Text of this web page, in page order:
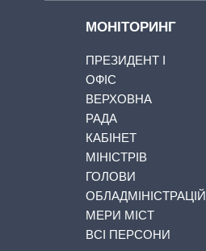
МОНІТОРИНГ
ПРЕЗИДЕНТ І
ОФІС
ВЕРХОВНА
РАДА
КАБІНЕТ
МІНІСТРІВ
ГОЛОВИ
ОБЛАДМІНІСТРАЦІЙ
МЕРИ МІСТ
ВСІ ПЕРСОНИ